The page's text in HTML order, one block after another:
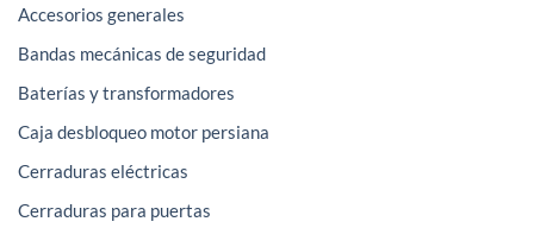
Accesorios generales
Bandas mecánicas de seguridad
Baterías y transformadores
Caja desbloqueo motor persiana
Cerraduras eléctricas
Cerraduras para puertas